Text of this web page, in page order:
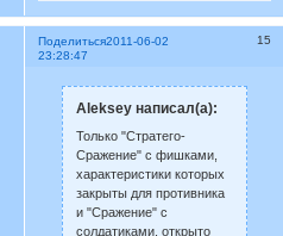
Поделиться 15
2011-06-02
23:28:47
Aleksey написал(а):
Только "Стратего-
Сражение" с фишками,
характеристики которых
закрыты для противника
и "Сражение" с
солдатиками, открыто